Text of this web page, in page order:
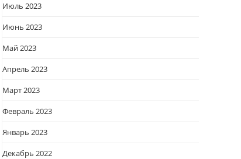
Июль 2023
Июнь 2023
Май 2023
Апрель 2023
Март 2023
Февраль 2023
Январь 2023
Декабрь 2022